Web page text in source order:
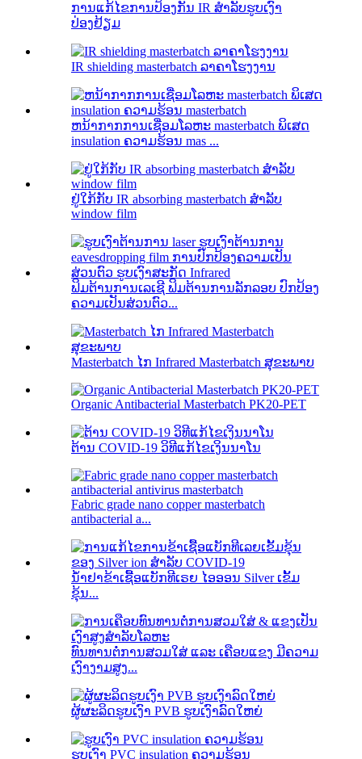
ການແກ້ໄຂການປ້ອງກັນ IR ສໍາລັບຮູບເງົາ
ປ່ອງຢ້ຽມ
IR shielding masterbatch ລາຄາໂຮງງານ
ຫນ້າກາກການເຊື່ອມໂລຫະ masterbatch ພິເສດ
insulation ຄວາມຮ້ອນ mas ...
ຢູ່ໃກ້ກັບ IR absorbing masterbatch ສໍາລັບ
window film
ຟິມຕ້ານການເລເຊີ ຟິມຕ້ານການລັກລອບ ປົກປ້ອງ
ຄວາມເປັນສ່ວນຕົວ...
Masterbatch ໄກ Infrared Masterbatch ສຸຂະພາບ
Organic Antibacterial Masterbatch PK20-PET
ຕ້ານ COVID-19 ວິທີແກ້ໄຂເງິນນາໂນ
Fabric grade nano copper masterbatch
antibacterial a...
ນໍ້າຢາຂ້າເຊື້ອແບັກທີເຣຍ ໄອອອນ Silver ເຂັ້ມ
ຂຸ້ນ...
ທົນທານຕໍ່ການສວມໃສ່ ແລະ ເຄືອບແຂງ ມີຄວາມ
ເງົາງາມສູງ...
ຜູ້ຜະລິດຮູບເງົາ PVB ຮູບເງົາລົດໃຫຍ່
ຮູບເງົາ PVC insulation ຄວາມຮ້ອນ